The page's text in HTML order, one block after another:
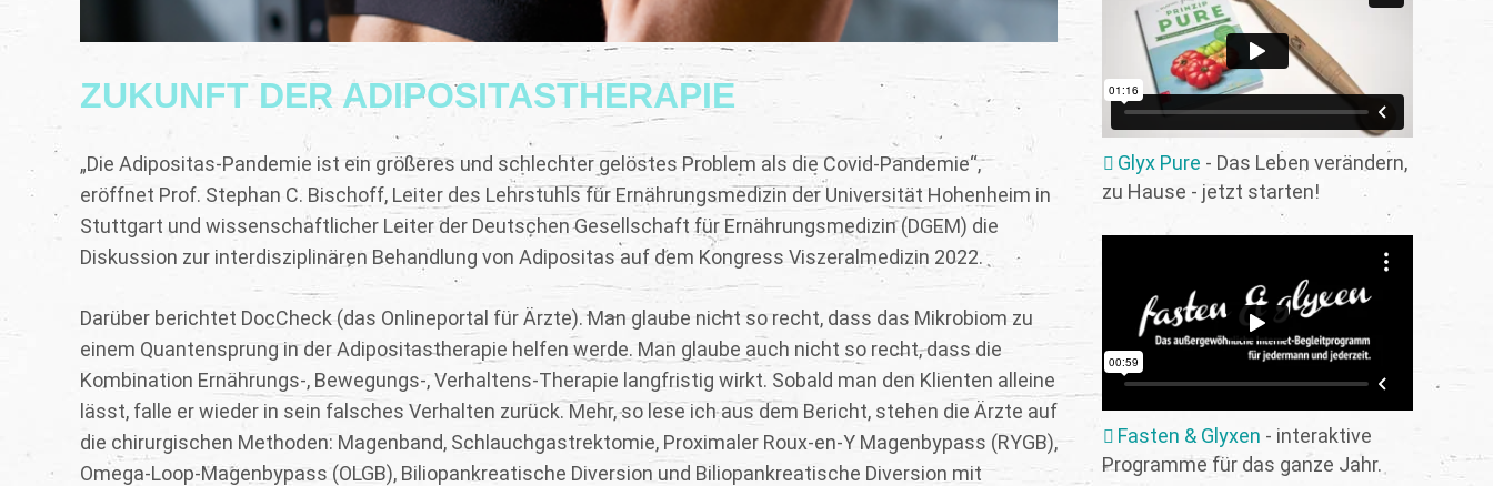
Glyx Pure - Das Leben verändern,
zu Hause - jetzt starten!
Fasten & Glyxen - interaktive
Programme für das ganze Jahr.
ZUKUNFT DER ADIPOSITASTHERAPIE
„Die Adipositas-Pandemie ist ein größeres und schlechter gelöstes Problem als die Covid-Pandemie“,
eröffnet Prof. Stephan C. Bischoff, Leiter des Lehrstuhls für Ernährungsmedizin der Universität Hohenheim in
Stuttgart und wissenschaftlicher Leiter der Deutschen Gesellschaft für Ernährungsmedizin (DGEM) die
Diskussion zur interdisziplinären Behandlung von Adipositas auf dem Kongress Viszeralmedizin 2022.
Darüber berichtet DocCheck (das Onlineportal für Ärzte). Man glaube nicht so recht, dass das Mikrobiom zu
einem Quantensprung in der Adipositastherapie helfen werde. Man glaube auch nicht so recht, dass die
Kombination Ernährungs-, Bewegungs-, Verhaltens-Therapie langfristig wirkt. Sobald man den Klienten alleine
lässt, falle er wieder in sein falsches Verhalten zurück. Mehr, so lese ich aus dem Bericht, stehen die Ärzte auf
die chirurgischen Methoden: Magenband, Schlauchgastrektomie, Proximaler Roux-en-Y Magenbypass (RYGB),
Omega-Loop-Magenbypass (OLGB), Biliopankreatische Diversion und Biliopankreatische Diversion mit